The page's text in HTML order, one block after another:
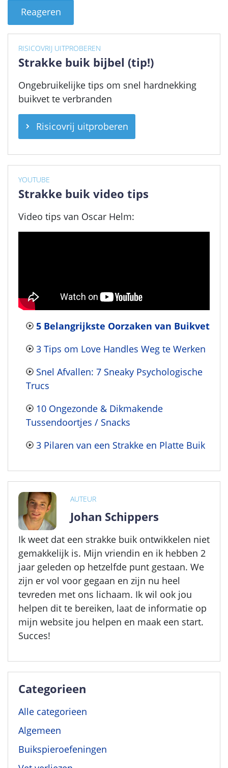
RISICOVRIJ UITPROBEREN
Strakke buik bijbel (tip!)
Ongebruikelijke tips om snel hardnekking
buikvet te verbranden
Risicovrij uitproberen
YOUTUBE
Strakke buik video tips
Video tips van Oscar Helm:
5 Belangrijkste Oorzaken van Buikvet
3 Tips om Love Handles Weg te Werken
Snel Afvallen: 7 Sneaky Psychologische
Trucs
10 Ongezonde & Dikmakende
Tussendoortjes / Snacks
3 Pilaren van een Strakke en Platte Buik
AUTEUR
Johan Schippers
Ik weet dat een strakke buik ontwikkelen niet
gemakkelijk is. Mijn vriendin en ik hebben 2
jaar geleden op hetzelfde punt gestaan. We
zijn er vol voor gegaan en zijn nu heel
tevreden met ons lichaam. Ik wil ook jou
helpen dit te bereiken, laat de informatie op
mijn website jou helpen en maak een start.
Succes!
Categorieen
Alle categorieen
Algemeen
Buikspieroefeningen